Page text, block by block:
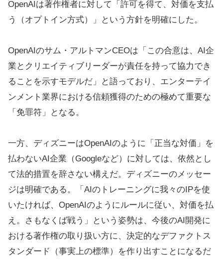
OpenAIは著作権者に対して「許可を得て、対価を支払
う（オプトイン方式）」という方針を明確にした。
OpenAIのサム・アルトマンCEOは「この合意は、AI企
業とクリエイティブリーダーが責任を持って協力でき
ることを示すモデルだ」と語っており、エンターテイ
ンメント業界における信頼獲得のための極めて重要な
「免罪符」となる。
一方、ディズニーはOpenAIのように「正当な対価」を
払わないAI企業（Googleなど）に対しては、依然とし
て法的措置を辞さない構えだ。ディズニーのメッセー
ジは明確である。「AIのトレーニングに我々のIPを使
いたければ、OpenAIのようにルールに従い、対価を払
え。さもなくば戦う」という姿勢は、今後のAI開発に
おける著作権の取り扱い方に、決定的なデファクトス
タンダード（事実上の標準）を作り出すことになるだ